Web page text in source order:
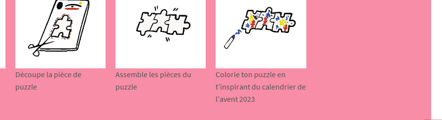
Découpe la pièce de
puzzle
Assemble les pièces du
puzzle
Colorie ton puzzle en
t’inspirant du calendrier de
l’avent 2023